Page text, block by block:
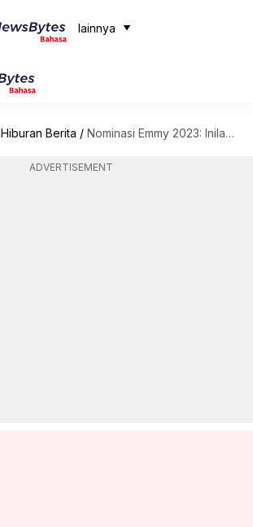
lainnya
Hiburan Berita / Nominasi Emmy 2023: Inilah Waktu Dan Cara Menonton Ajang Bergengsi Ini
ADVERTISEMENT